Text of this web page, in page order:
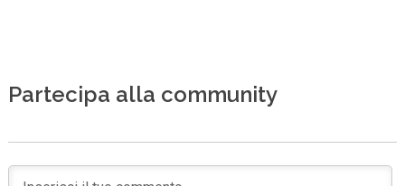
Partecipa alla community